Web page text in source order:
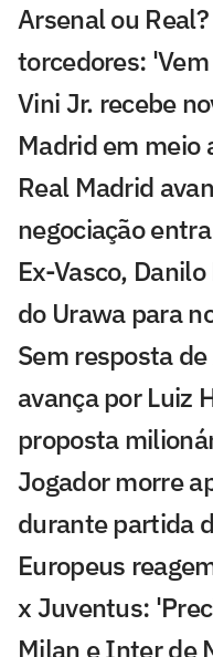
Arsenal ou
torcedores:
Vini Jr. recebe
Madrid em meio
Real Madrid
negociação
Ex-Vasco,
do Urawa para
Sem resposta
avança por Luiz
proposta
Jogador morre
durante partida
Europeus
x Juventus:
Milan e Inter de